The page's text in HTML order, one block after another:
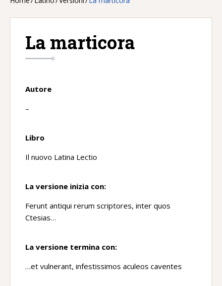
La marticora
Autore
–
Libro
Il nuovo Latina Lectio
La versione inizia con:
Ferunt antiqui rerum scriptores, inter quos
Ctesias…
La versione termina con:
…et vulnerant, infestissimos aculeos caventes